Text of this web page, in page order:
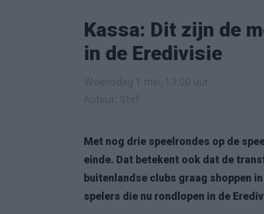
Kassa: Dit zijn de
in de Eredivisie
Met nog drie speelrondes op de
einde. Dat betekent ook dat de
buitenlandse clubs graag shoppen
spelers die nu rondlopen in de